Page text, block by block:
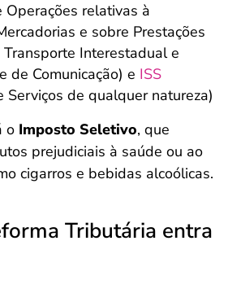
Operações relativas à
e sobre Prestações
Interestadual e
de Comunicação) e ISS
Serviços de qualquer natureza)
o Imposto Seletivo, que
prejudiciais à saúde ou ao
cigarros e bebidas alcoólicas.
Tributária entra